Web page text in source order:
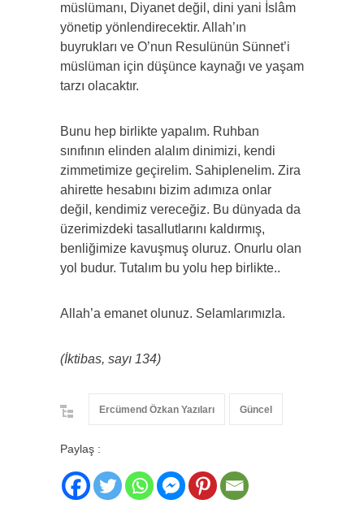
müslümanı, Diyanet değil, dini yani İslâm
yönetip yönlendirecektir. Allah’ın
buyrukları ve O’nun Resulünün Sünnet’i
müslüman için düşünce kaynağı ve yaşam
tarzı olacaktır.
Bunu hep birlikte yapalım. Ruhban
sınıfının elinden alalım dinimizi, kendi
zimmetimize geçirelim. Sahiplenelim. Zira
ahirette hesabını bizim adımıza onlar
değil, kendimiz vereceğiz. Bu dünyada da
üzerimizdeki tasallutlarını kaldırmış,
benliğimize kavuşmuş oluruz. Onurlu olan
yol budur. Tutalım bu yolu hep birlikte..
Allah’a emanet olunuz. Selamlarımızla.
(İktibas, sayı 134)
Ercümend Özkan Yazıları Güncel
Paylaş :